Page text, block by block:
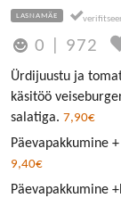
LASNAMÄE
0 972
Ürdijuustu ja
käsitöö
salatiga. 7,90€
Päevapakkumine
9,40€
Päevapakkumine